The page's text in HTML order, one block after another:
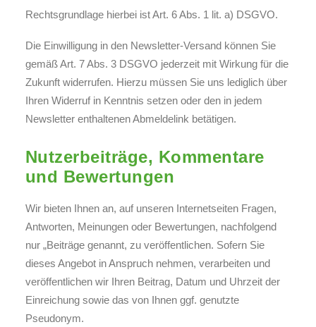
Rechtsgrundlage hierbei ist Art. 6 Abs. 1 lit. a) DSGVO.
Die Einwilligung in den Newsletter-Versand können Sie
gemäß Art. 7 Abs. 3 DSGVO jederzeit mit Wirkung für die
Zukunft widerrufen. Hierzu müssen Sie uns lediglich über
Ihren Widerruf in Kenntnis setzen oder den in jedem
Newsletter enthaltenen Abmeldelink betätigen.
Nutzerbeiträge, Kommentare
und Bewertungen
Wir bieten Ihnen an, auf unseren Internetseiten Fragen,
Antworten, Meinungen oder Bewertungen, nachfolgend
nur „Beiträge genannt, zu veröffentlichen. Sofern Sie
dieses Angebot in Anspruch nehmen, verarbeiten und
veröffentlichen wir Ihren Beitrag, Datum und Uhrzeit der
Einreichung sowie das von Ihnen ggf. genutzte
Pseudonym.